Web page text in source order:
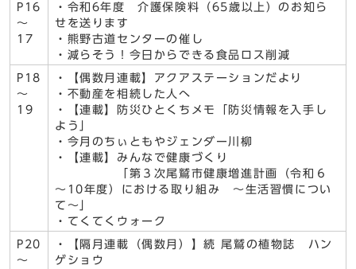
P16
～
17
・令和6年度 介護保険料（65歳以上）のお知ら
せを送ります
・熊野古道センターの催し
・減らそう！今日からできる食品ロス削減
P18
～
19
・【偶数月連載】アクアステーションだより
・不動産を相続した人へ
・【連載】防災ひとくちメモ「防災情報を入手し
よう」
・今月のちぃともやジェンダー川柳
・【連載】みんなで健康づくり
「第３次尾鷲市健康増進計画（令和６
～10年度）における取り組み ～生活習慣につい
て～」
・てくてくウォーク
P20
～
・【隔月連載（偶数月）】続 尾鷲の植物誌 ハン
ゲショウ